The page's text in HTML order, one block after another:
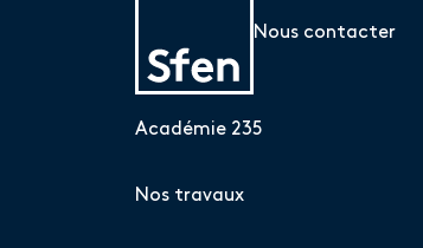
Nous contacter
Académie 235
Nos travaux